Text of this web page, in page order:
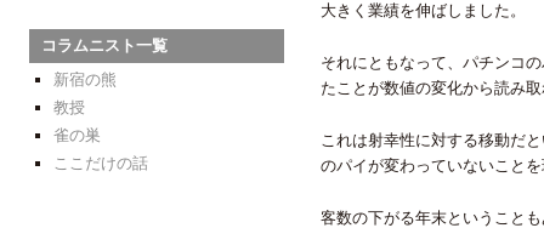
コラムニスト一覧
新宿の熊
教授
雀の巣
ここだけの話
大きく業績を伸ばしました。
それにともなって、パチンコ
たことが数値の変化から読み
これは射幸性に対する移動だ
のパイが変わっていないこと
客数の下がる年末ということ